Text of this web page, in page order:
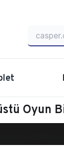
Oyun